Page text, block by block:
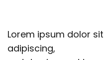
Lorem ipsum dolor
adipiscing,